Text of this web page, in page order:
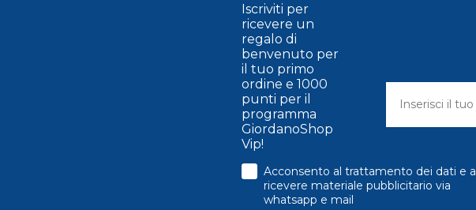
Iscriviti per
ricevere un
regalo di
benvenuto per
il tuo primo
ordine e 1000
punti per il
programma
GiordanoShop
Vip!
consenso
Acconsento al trattamento dei dati e a
ricevere materiale pubblicitario via
whatsapp e mail